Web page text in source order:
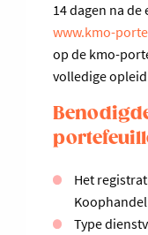
14 dagen na de
www.kmo-
op de kmo-
volledige
Het
Koophandel
Type